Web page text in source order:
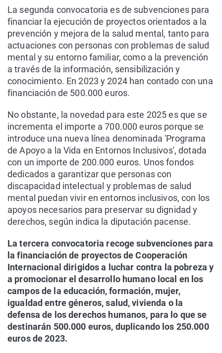
La segunda convocatoria es de subvenciones para
financiar la ejecución de proyectos orientados a la
prevención y mejora de la salud mental, tanto para
actuaciones con personas con problemas de salud
mental y su entorno familiar, como a la prevención
a través de la información, sensibilización y
conocimiento. En 2023 y 2024 han contado con una
financiación de 500.000 euros.
No obstante, la novedad para este 2025 es que se
incrementa el importe a 700.000 euros porque se
introduce una nueva línea denominada 'Programa
de Apoyo a la Vida en Entornos Inclusivos', dotada
con un importe de 200.000 euros. Unos fondos
dedicados a garantizar que personas con
discapacidad intelectual y problemas de salud
mental puedan vivir en entornos inclusivos, con los
apoyos necesarios para preservar su dignidad y
derechos, según indica la diputación pacense.
La tercera convocatoria recoge subvenciones para
la financiación de proyectos de Cooperación
Internacional dirigidos a luchar contra la pobreza y
a promocionar el desarrollo humano local en los
campos de la educación, formación, mujer,
igualdad entre géneros, salud, vivienda o la
defensa de los derechos humanos, para lo que se
destinarán 500.000 euros, duplicando los 250.000
euros de 2023.